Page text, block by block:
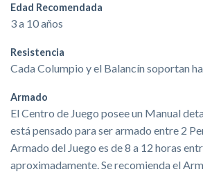
Edad Recomendada
3 a 10 años
Resistencia
Cada Columpio y el Balancín soportan
Armado
El Centro de Juego posee un Manual
está pensado para ser armado entre 2
Armado del Juego es de 8 a 12 horas
aproximadamente. Se recomienda el